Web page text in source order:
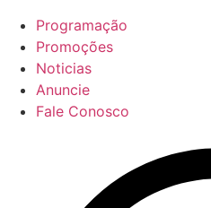
Programação
Promoções
Noticias
Anuncie
Fale Conosco